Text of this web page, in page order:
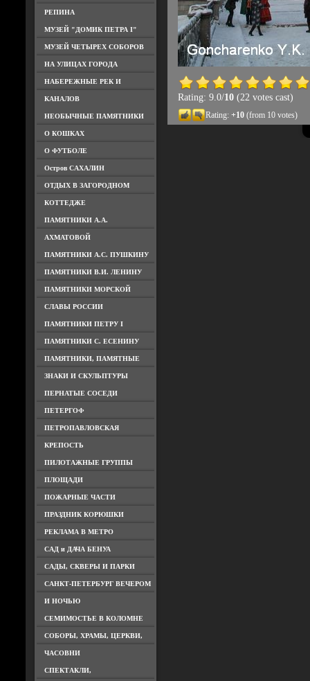
РЕПИНА
МУЗЕЙ "ДОМИК ПЕТРА I"
МУЗЕЙ ЧЕТЫРЕХ СОБОРОВ
НА УЛИЦАХ ГОРОДА
НАБЕРЕЖНЫЕ РЕК И
КАНАЛОВ
НЕОБЫЧНЫЕ ПАМЯТНИКИ
О КОШКАХ
О ФУТБОЛЕ
Остров САХАЛИН
ОТДЫХ В ЗАГОРОДНОМ
КОТТЕДЖЕ
ПАМЯТНИКИ А.А.
АХМАТОВОЙ
ПАМЯТНИКИ А.С. ПУШКИНУ
ПАМЯТНИКИ В.И. ЛЕНИНУ
ПАМЯТНИКИ МОРСКОЙ
СЛАВЫ РОССИИ
ПАМЯТНИКИ ПЕТРУ I
ПАМЯТНИКИ С. ЕСЕНИНУ
ПАМЯТНИКИ, ПАМЯТНЫЕ
ЗНАКИ И СКУЛЬПТУРЫ
ПЕРНАТЫЕ СОСЕДИ
ПЕТЕРГОФ
ПЕТРОПАВЛОВСКАЯ
КРЕПОСТЬ
ПИЛОТАЖНЫЕ ГРУППЫ
ПЛОЩАДИ
ПОЖАРНЫЕ ЧАСТИ
ПРАЗДНИК КОРЮШКИ
РЕКЛАМА В МЕТРО
САД и ДАЧА БЕНУА
САДЫ, СКВЕРЫ И ПАРКИ
САНКТ-ПЕТЕРБУРГ ВЕЧЕРОМ
И НОЧЬЮ
СЕМИМОСТЬЕ В КОЛОМНЕ
СОБОРЫ, ХРАМЫ, ЦЕРКВИ,
ЧАСОВНИ
СПЕКТАКЛИ,
Rating: 9.0/10(22 votes cast)
Rating: +10(from 10 votes)